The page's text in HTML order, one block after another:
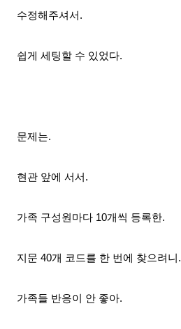
수정해주셔서.
쉽게 세팅할 수 있었다.
문제는.
현관 앞에 서서.
가족 구성원마다 10개씩 등록한.
지문 40개 코드를 한 번에 찾으려니.
가족들 반응이 안 좋아.